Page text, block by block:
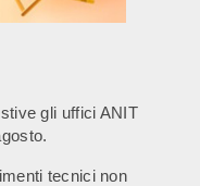
gli uffici ANIT
tecnici non